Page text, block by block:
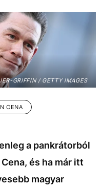
GRIFFIN / GETTY IMAGES
CENA
a pankrátorból
és ha már itt
magyar